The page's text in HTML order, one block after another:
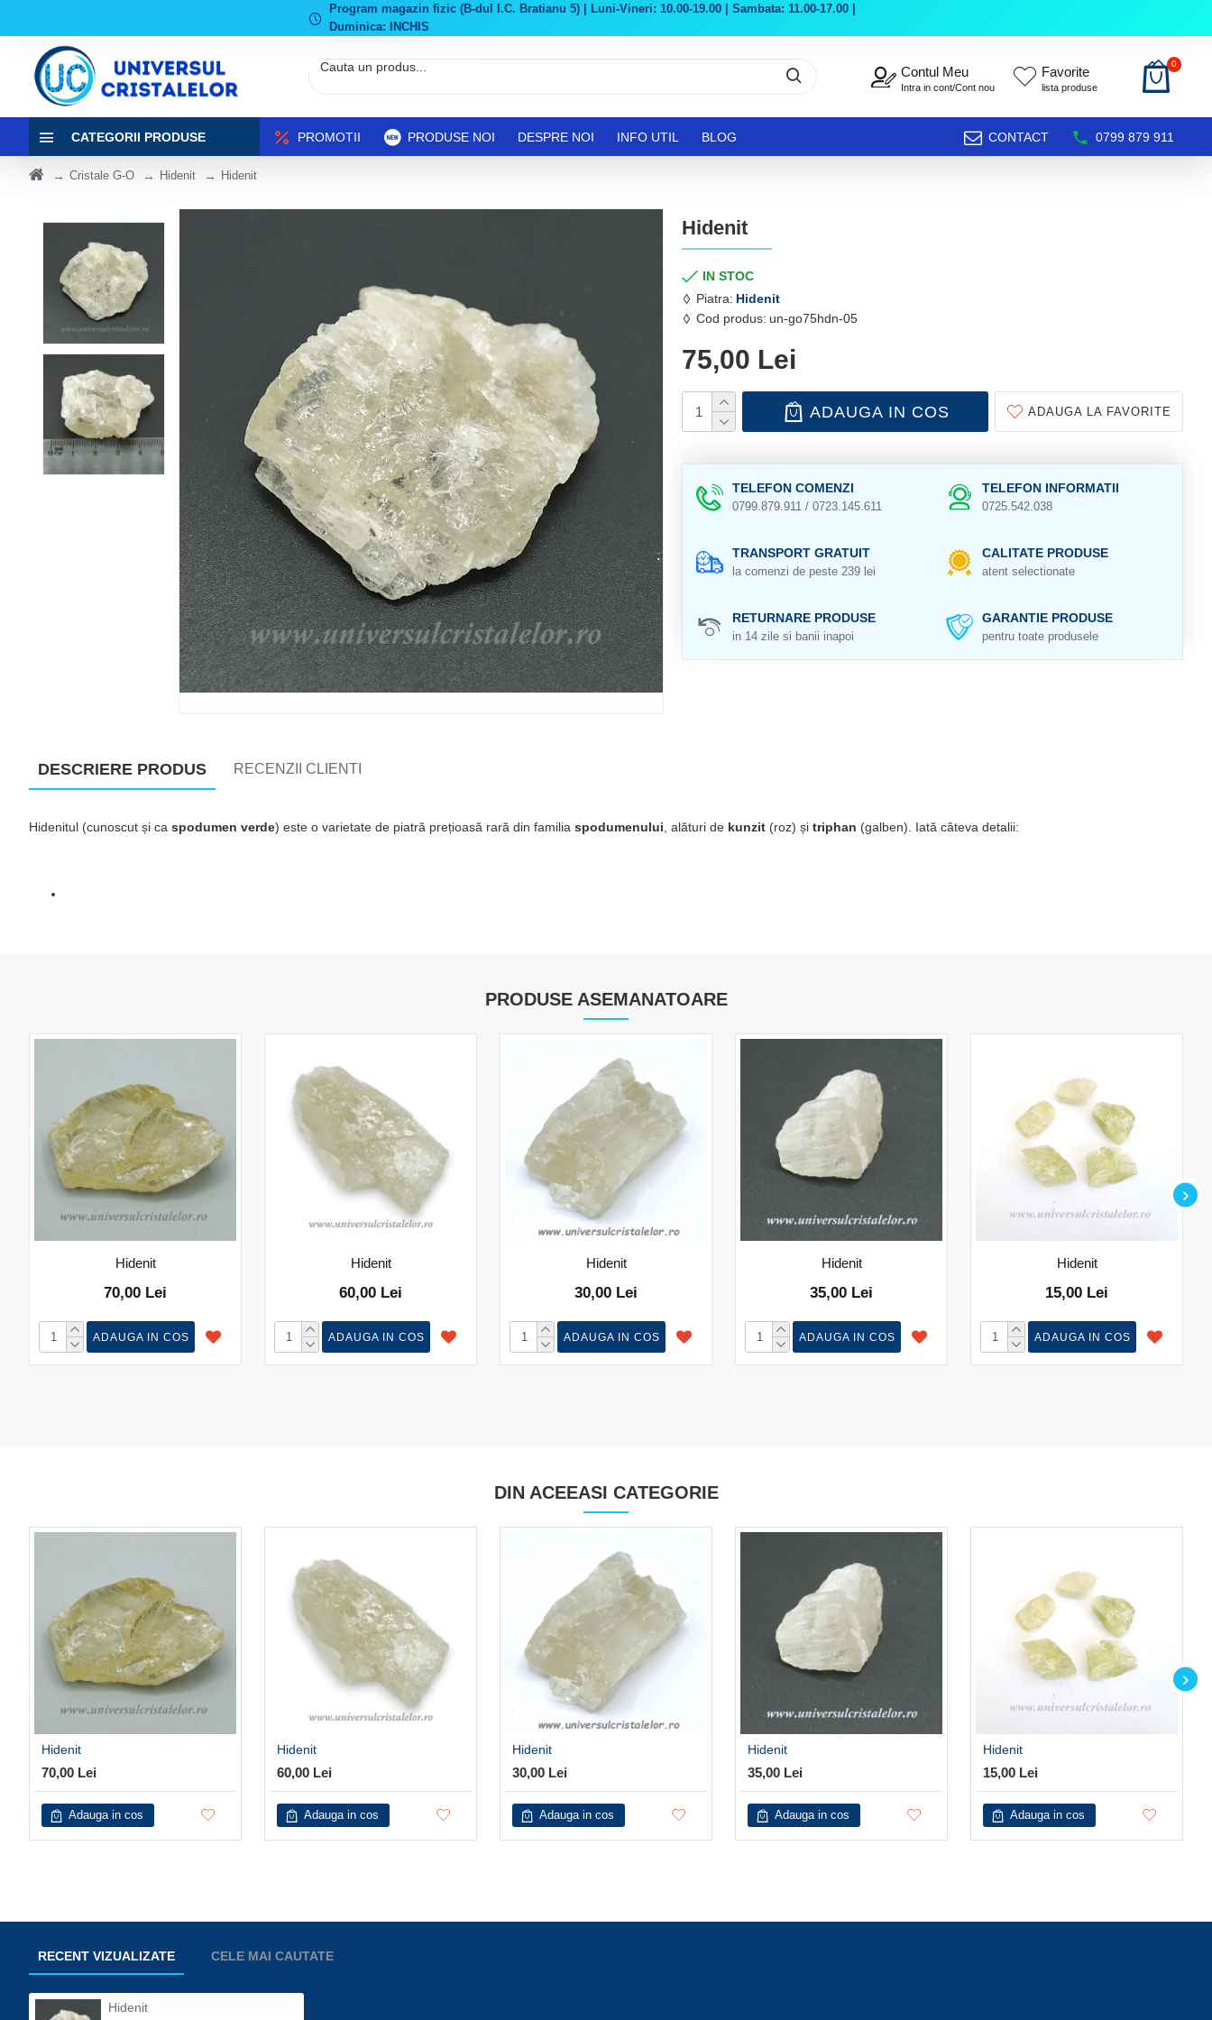
Program magazin fizic (B-dul I.C. Bratianu 5) | Luni-Vineri: 10.00-19.00 | Sambata: 11.00-17.00 |
Duminica: INCHIS
Contul Meu
Intra in cont/Cont nou
Favorite
lista produse
0
CATEGORII PRODUSE PROMOTII PRODUSE NOI DESPRE NOI INFO UTIL BLOG CONTACT 0799 879 911
Cristale G-O Hidenit Hidenit
Hidenit
IN STOC
Piatra: Hidenit
Cod produs: un-go75hdn-05
75,00 Lei
ADAUGA IN COS ADAUGA LA FAVORITE
TELEFON COMENZI
0799.879.911 / 0723.145.611
TELEFON INFORMATII
0725.542.038
TRANSPORT GRATUIT
la comenzi de peste 239 lei
CALITATE PRODUSE
atent selectionate
RETURNARE PRODUSE
in 14 zile si banii inapoi
GARANTIE PRODUSE
pentru toate produsele
DESCRIERE PRODUS RECENZII CLIENTI
Hidenitul (cunoscut și ca spodumen verde) este o varietate de piatră prețioasă rară din familia spodumenului , alături de kunzit (roz) și triphan (galben). Iată câteva detalii:
PRODUSE ASEMANATOARE
Hidenit
70,00 Lei
ADAUGA IN COS
Hidenit
60,00 Lei
ADAUGA IN COS
Hidenit
30,00 Lei
ADAUGA IN COS
Hidenit
35,00 Lei
ADAUGA IN COS
Hidenit
15,00 Lei
ADAUGA IN COS
DIN ACEEASI CATEGORIE
Hidenit
70,00 Lei
Adauga in cos
Hidenit
60,00 Lei
Adauga in cos
Hidenit
30,00 Lei
Adauga in cos
Hidenit
35,00 Lei
Adauga in cos
Hidenit
15,00 Lei
Adauga in cos
RECENT VIZUALIZATE CELE MAI CAUTATE
Hidenit